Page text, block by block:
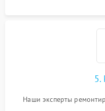
5.
Наши эксперты